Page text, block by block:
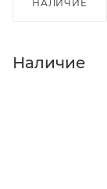
НАЛИЧИЕ
Наличие